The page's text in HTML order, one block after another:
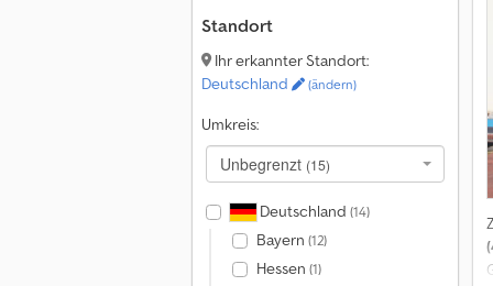
Standort
Ihr erkannter Standort:
Deutschland
(ändern)
Umkreis:
Unbegrenzt (15)
Deutschland (14)
Bayern (12)
Hessen (1)